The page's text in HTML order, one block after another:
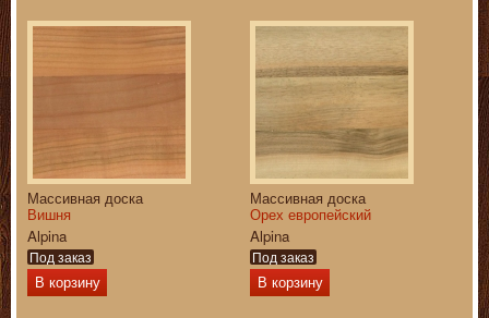
Массивная доска
Вишня
Alpina
Под заказ
В корзину
Массивная доска
Орех европейский
Alpina
Под заказ
В корзину